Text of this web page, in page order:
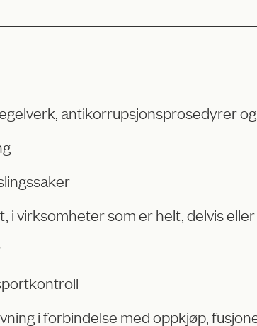
antikorrupsjonsprosedyrer
i virksomheter som er helt, delvis
i forbindelse med oppkjøp,